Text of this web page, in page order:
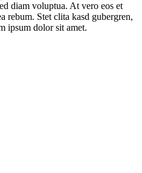
diam voluptua. At vero eos et
rebum. Stet clita kasd gubergren,
ipsum dolor sit amet.